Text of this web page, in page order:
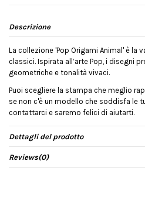
Descrizione
La collezione 'Pop Origami Animal' è la
classici. Ispirata all’arte Pop, i disegni
geometriche e tonalità vivaci.
Puoi scegliere la stampa che meglio
se non c'è un modello che soddisfa le
contattarci e saremo felici di aiutarti.
Dettagli del prodotto
Reviews(0)